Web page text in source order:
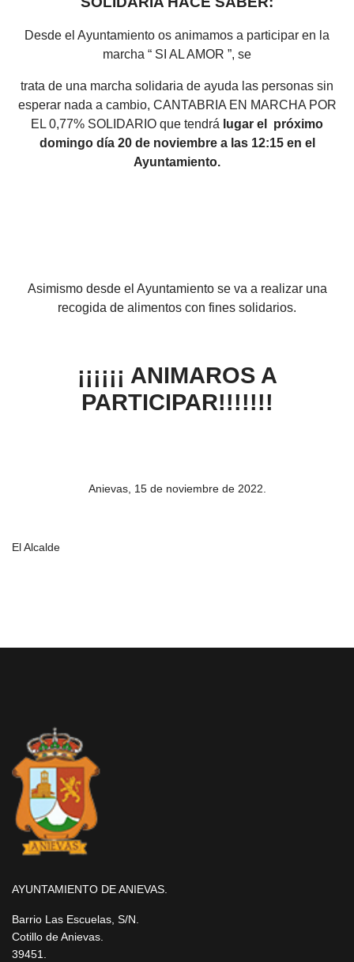
Desde el Ayuntamiento os animamos a participar en la
marcha “ SI AL AMOR ”, se
trata de una marcha solidaria de ayuda las personas sin
esperar nada a cambio, CANTABRIA EN MARCHA POR
EL 0,77% SOLIDARIO que tendrá lugar el próximo
domingo día 20 de noviembre a las 12:15 en el
Ayuntamiento.
Asimismo desde el Ayuntamiento se va a realizar una
recogida de alimentos con fines solidarios.
¡¡¡¡¡¡ ANIMAROS A
PARTICIPAR!!!!!!!
Anievas, 15 de noviembre de 2022.
El Alcalde
AYUNTAMIENTO DE ANIEVAS.
Barrio Las Escuelas, S/N.
Cotillo de Anievas.
39451.